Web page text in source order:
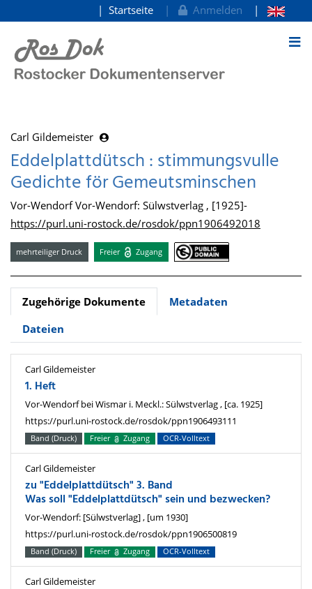
zum Inhalt
Startseite Anmelden
Carl Gildemeister
Eddelplattdütsch : stimmungsvulle
Gedichte för Gemeutsminschen
Vor-Wendorf Vor-Wendorf: Sülwstverlag , [1925]-
https://purl.uni-rostock.de/rosdok/ppn1906492018
mehrteiliger Druck Freier Zugang
Zugehörige Dokumente
Metadaten
Dateien
Carl Gildemeister
1. Heft
Vor-Wendorf bei Wismar i. Meckl.: Sülwstverlag , [ca. 1925]
https://purl.uni-rostock.de/rosdok/ppn1906493111
Band (Druck) Freier Zugang OCR-Volltext
Carl Gildemeister
zu "Eddelplattdütsch" 3. Band
Was soll "Eddelplattdütsch" sein und bezwecken?
Vor-Wendorf: [Sülwstverlag] , [um 1930]
https://purl.uni-rostock.de/rosdok/ppn1906500819
Band (Druck) Freier Zugang OCR-Volltext
Carl Gildemeister